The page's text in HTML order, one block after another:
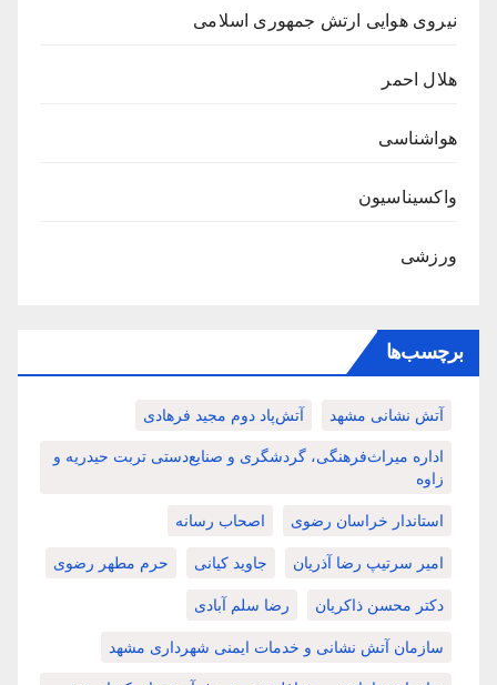
نیروی هوایی ارتش جمهوری اسلامی
هلال احمر
هواشناسی
واکسیناسیون
ورزشی
برچسب‌ها
آتش نشانی مشهد آتش‌پاد دوم مجید فرهادی
اداره میراث‌فرهنگی، گردشگری و صنایع‌دستی تربت حیدریه و
زاوه
استاندار خراسان رضوی اصحاب رسانه
امیر سرتیپ رضا آذریان جاوید کیانی حرم مطهر رضوی
دکتر محسن ذاکریان رضا سلم آبادی
سازمان آتش نشانی و خدمات ایمنی شهرداری مشهد